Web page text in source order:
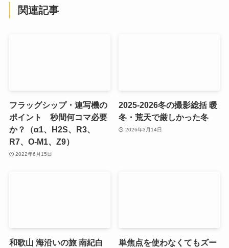
関連記事
フラッグシップ・連写機の
ポイント 秒間何コマ必要
か？（α1、H2S、R3、
R7、O-M1、Z9）
2022年6月15日
2025-2026冬の撮影総括 暖
冬・荒天で厳しかった冬
2026年3月14日
和歌山 海沿いの旅 南紀白
単焦点を使わなくてもズー